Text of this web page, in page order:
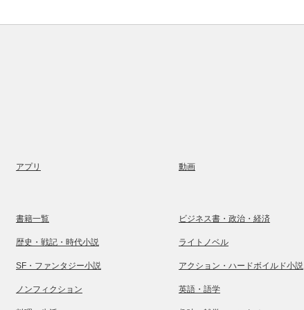
アプリ 動画
書籍一覧 ビジネス書・政治・経済
歴史・戦記・時代小説 ライトノベル
SF・ファンタジー小説 アクション・ハードボイルド小説
ノンフィクション 英語・語学